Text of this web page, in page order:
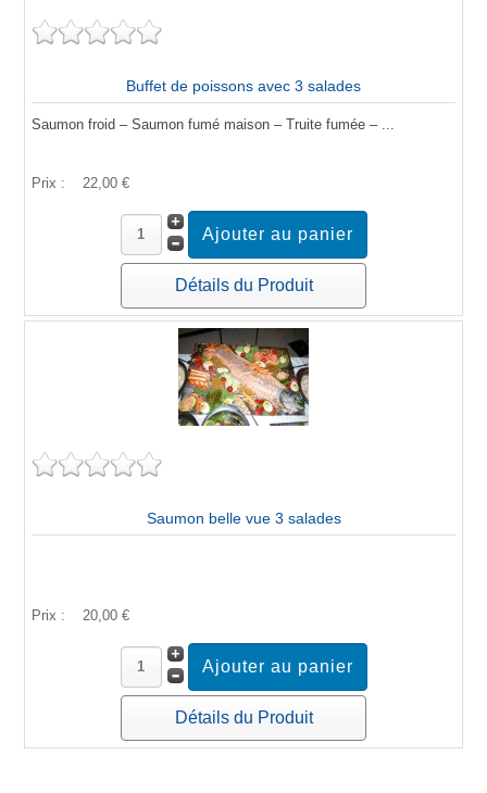
Buffet de poissons avec 3 salades
Saumon froid – Saumon fumé maison – Truite fumée – ...
Prix : 22,00 €
Détails du Produit
Saumon belle vue 3 salades
Prix : 20,00 €
Détails du Produit